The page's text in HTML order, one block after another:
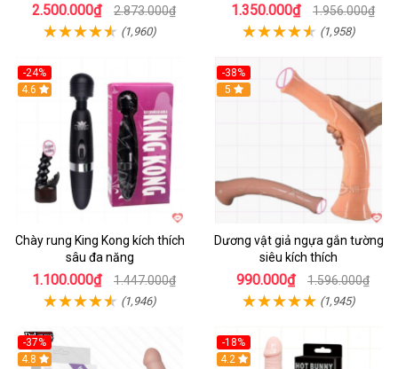
2.500.000₫ 2.873.000₫
(1,960)
1.350.000₫ 1.956.000₫
(1,958)
-24%
4.6
Chày rung King Kong kích thích
sâu đa năng
1.100.000₫ 1.447.000₫
(1,946)
-38%
Hot
5
Dương vật giả ngựa gắn tường
siêu kích thích
990.000₫ 1.596.000₫
(1,945)
-37%
Hot
4.8
-18%
Hot
4.2